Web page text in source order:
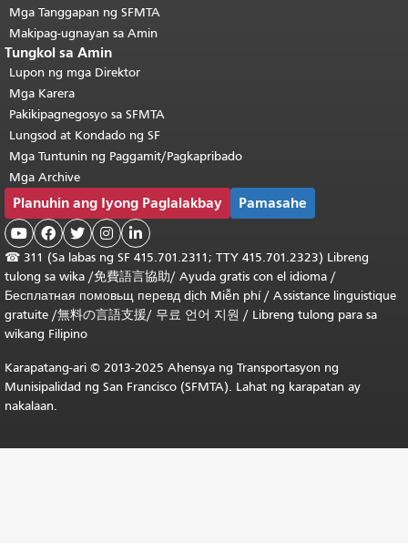
Mga Tanggapan ng SFMTA
Makipag-ugnayan sa Amin
Tungkol sa Amin
Lupon ng mga Direktor
Mga Karera
Pakikipagnegosyo sa SFMTA
Lungsod at Kondado ng SF
Mga Tuntunin ng Paggamit/Pagkapribado
Mga Archive
Planuhin ang Iyong Paglalakbay Pamasahe
    
☎ 311 (Sa labas ng SF 415.701.2311; TTY 415.701.2323) Libreng
tulong sa wika /免費語言協助/ Ayuda gratis con el idioma /
Бесплатная помовьщ перевд dịch Miễn phí/ Assistance linguistique
gratuite /無料の言語支援/ 무료 언어 지원 / Libreng tulong para sa
wikang Filipino
Karapatang-ari © 2013-2025 Ahensya ng Transportasyon ng
Munisipalidad ng San Francisco (SFMTA). Lahat ng karapatan ay
nakalaan.